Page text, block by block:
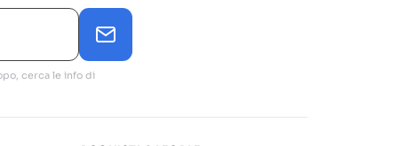
cerca le info di